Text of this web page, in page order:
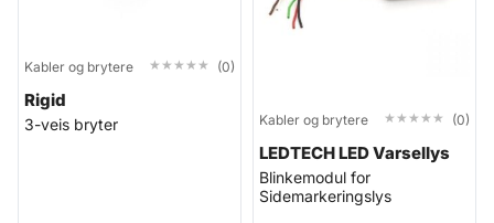
Kabler og brytere ★★★★★
★★★★★ (0)
Rigid
3-veis bryter Kabler og brytere ★★★★★
★★★★★ (0)
LEDTECH LED Varsellys
Blinkemodul for
Sidemarkeringslys